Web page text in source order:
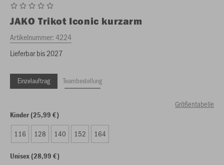
JAKO Trikot Iconic kurzarm
Artikelnummer:4224
Lieferbar bis 2027
Einzelauftrag Teambestellung
Größentabelle
Kinder (25,99 €)
116 128 140 152 164
Unisex (28,99 €)